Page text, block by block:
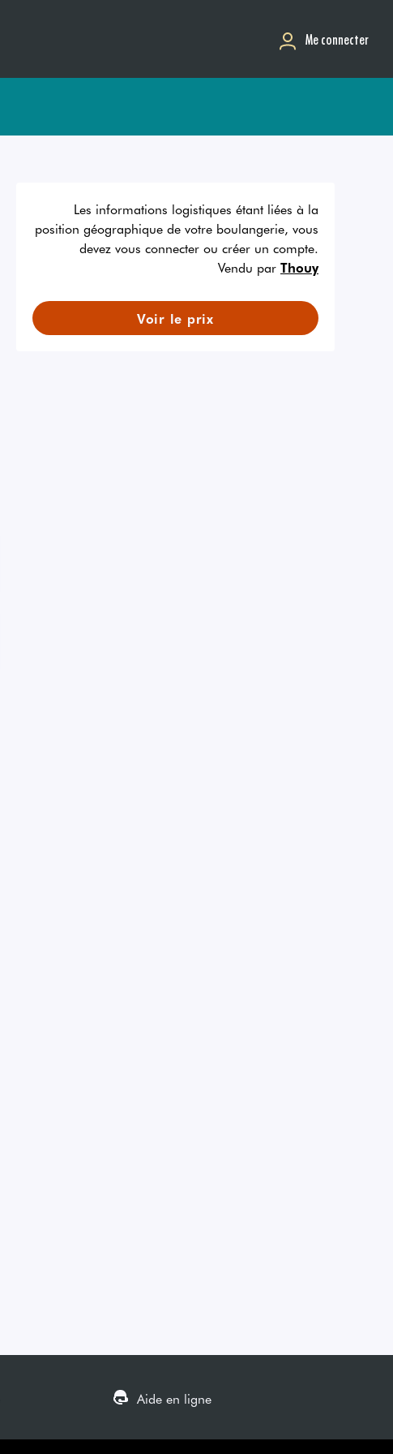
Me connecter
Les informations logistiques étant liées à la
position géographique de votre boulangerie, vous
devez vous connecter ou créer un compte.
Vendu par Thouy
Voir le prix
Aide en ligne